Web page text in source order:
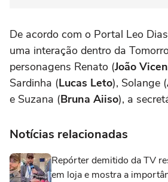
De acordo com o Portal Leo
uma interação dentro da
personagens Renato (João
Sardinha (Lucas Leto), Solange (
e Suzana (Bruna Aiiso), a
Notícias relacionadas
Repórter demitido da TV
em loja e mostra a